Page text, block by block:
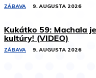
ZÁBAVA 9. AUGUSTA 2026
Kukátko 59: Machala
kultúry! (VIDEO)
ZÁBAVA 9. AUGUSTA 2026